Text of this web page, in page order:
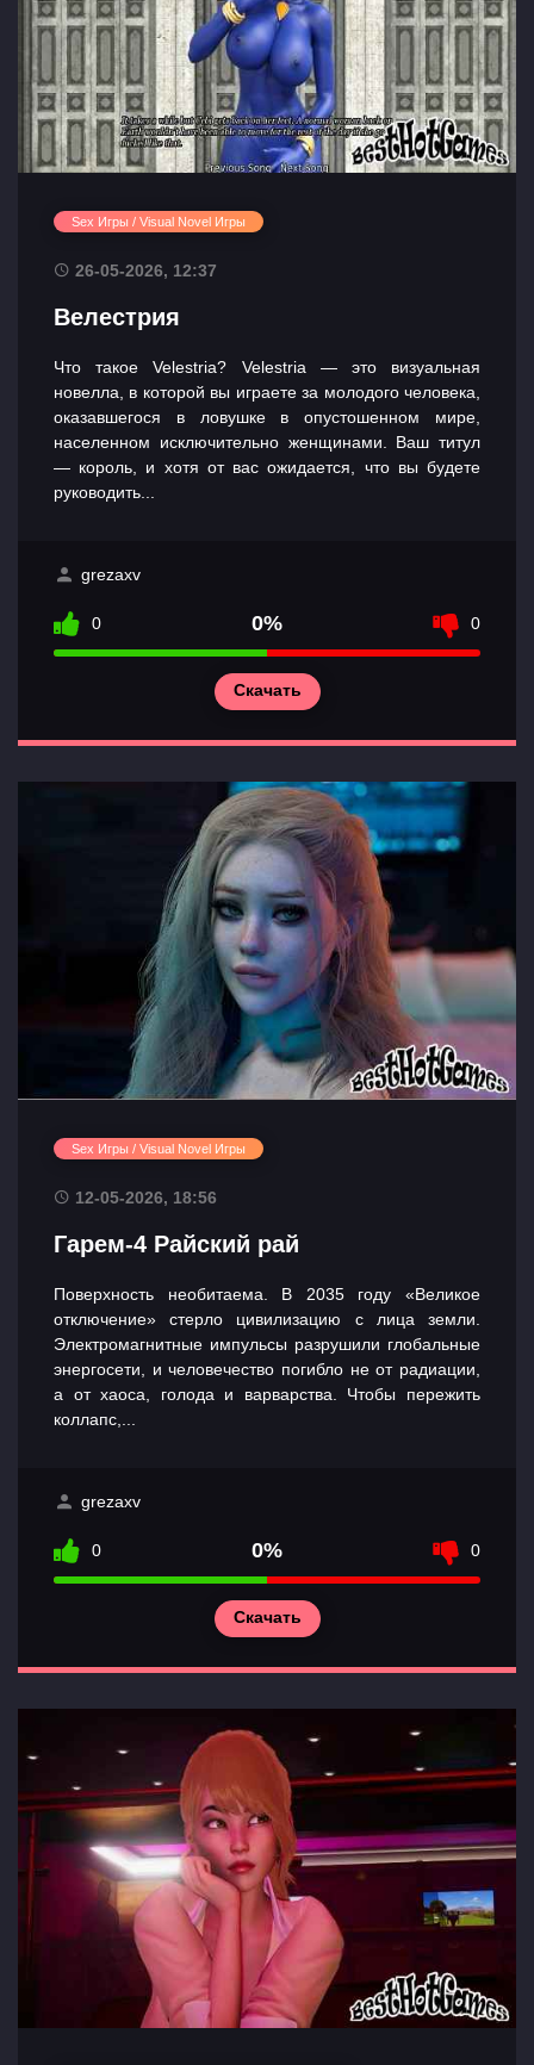
Разделы
Контакты
Sex Игры / Visual Novel Игры
26-05-2026, 12:37
Велестрия
Что такое Velestria? Velestria — это визуальная
новелла, в которой вы играете за молодого человека,
оказавшегося в ловушке в опустошенном мире,
населенном исключительно женщинами. Ваш титул
— король, и хотя от вас ожидается, что вы будете
руководить...
grezaxv
0 0% 0
Скачать
Sex Игры / Visual Novel Игры
12-05-2026, 18:56
Гарем-4 Райский рай
Поверхность необитаема. В 2035 году «Великое
отключение» стерло цивилизацию с лица земли.
Электромагнитные импульсы разрушили глобальные
энергосети, и человечество погибло не от радиации,
а от хаоса, голода и варварства. Чтобы пережить
коллапс,...
grezaxv
0 0% 0
Скачать